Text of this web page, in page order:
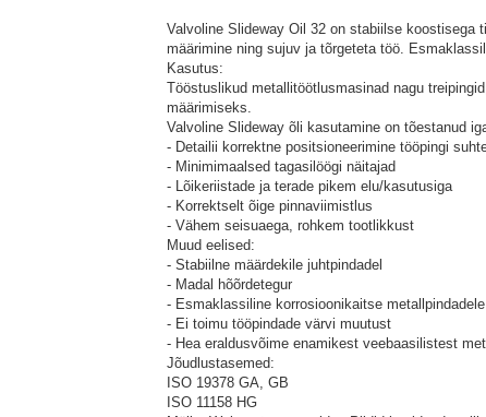
Valvoline Slideway Oil 32 on stabiilse
määrimine ning sujuv ja tõrgeteta töö.
Kasutus:
Tööstuslikud metallitöötlusmasinad nagu
määrimiseks.
Valvoline Slideway õli kasutamine on tõestanud
- Detailii korrektne positsioneerimine tööpingi
- Minimimaalsed tagasilöögi näitajad
- Lõikeriistade ja terade pikem elu/kasutusiga
- Korrektselt õige pinnaviimistlus
- Vähem seisuaega, rohkem tootlikkust
Muud eelised:
- Stabiilne määrdekile juhtpindadel
- Madal hõõrdetegur
- Esmaklassiline korrosioonikaitse metallpindadele
- Ei toimu tööpindade värvi muutust
- Hea eraldusvõime enamikest veebaasilistest
Jõudlustasemed:
ISO 19378 GA, GB
ISO 11158 HG